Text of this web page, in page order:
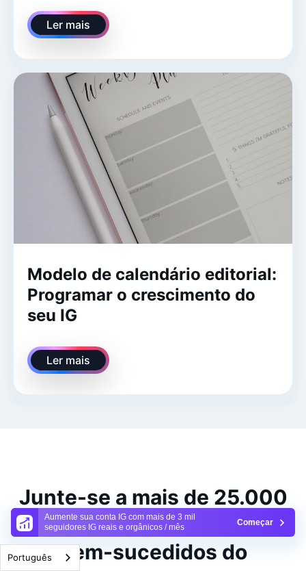
Aumente sua conta IG com mais de 3 mil
seguidores IG reais e orgânicos / mês
Começar
Ler mais
Modelo de calendário editorial:
Programar o crescimento do
seu IG
Ler mais
Junte-se a mais de 25.000
profissionais de marketing
bem-sucedidos do
Português